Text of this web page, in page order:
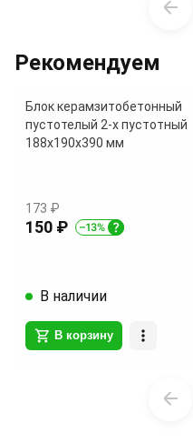
Рекомендуем
Блок керамзитобетонный
пустотелый 2-х пустотный
188х190х390 мм
173 ₽
150 ₽
В наличии
В корзину
of
18